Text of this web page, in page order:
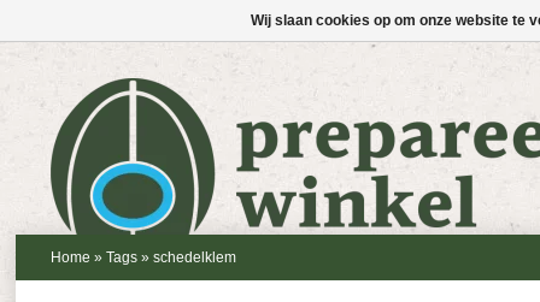
Home » Tags » schedelklem
Wij slaan cookies op om onze website te